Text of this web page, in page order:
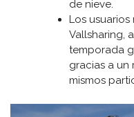
de nieve.
Los
Vallsharing,
temporada
gracias a
mismos